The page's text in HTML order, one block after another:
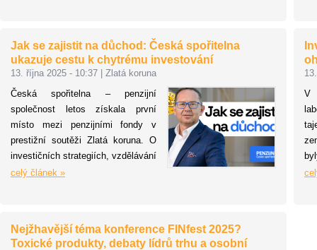
profilu klienta. S výběrem
vhodného fondu pomohou
vyškolení bankéři přímo na
pobočkách na základě investičního
dotazníku.
Jak se zajistit na důchod: Česká spořitelna
ukazuje cestu k chytrému investování
13. října 2025 - 10:37
Zlatá koruna
Česká spořitelna – penzijní
společnost letos získala první
místo mezi penzijními fondy v
prestižní soutěži Zlatá koruna. O
investičních strategiích, vzdělávání
mladých investorů a významu
obchod a marketing.
celý článek »
V
i
Nejžhavější téma konference FINfest 2025?
Toxické produkty, debaty lídrů trhu a osobní